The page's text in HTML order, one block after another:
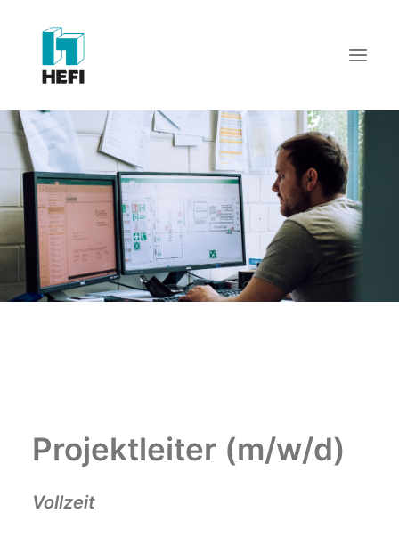
START
WIR ÜBER UNS
LEISTUNGEN
REFERENZEN
AKTUELLES
KARRIERE
Projektleiter (m/w/d)
Vollzeit